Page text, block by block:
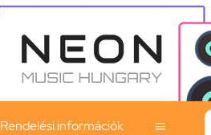
Rendelési információk 